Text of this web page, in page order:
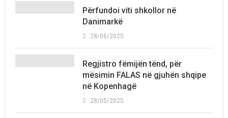
Përfundoi viti shkollor në
Danimarkë
28/06/2025
Regjistro fëmijën tënd, për
mësimin FALAS në gjuhën shqipe
në Kopenhagë
28/05/2025